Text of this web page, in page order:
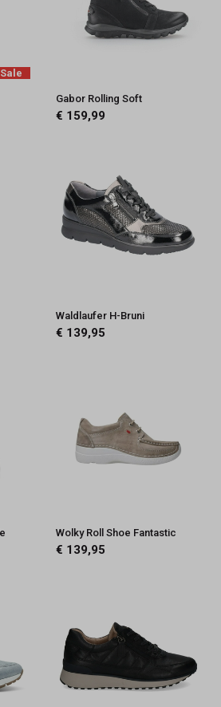
Sale
Gabor Rolling Soft
€ 159,99
Waldlaufer H-Bruni
€ 139,95
Wolky Roll Shoe Fantastic
€ 139,95